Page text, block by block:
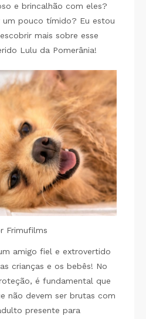
e brincalhão com eles?
um pouco tímido? Eu estou
mais sobre esse
Lulu da Pomerânia!
Frimufilms
amigo fiel e extrovertido
crianças e os bebês! No
é fundamental que
não devem ser brutas com
presente para